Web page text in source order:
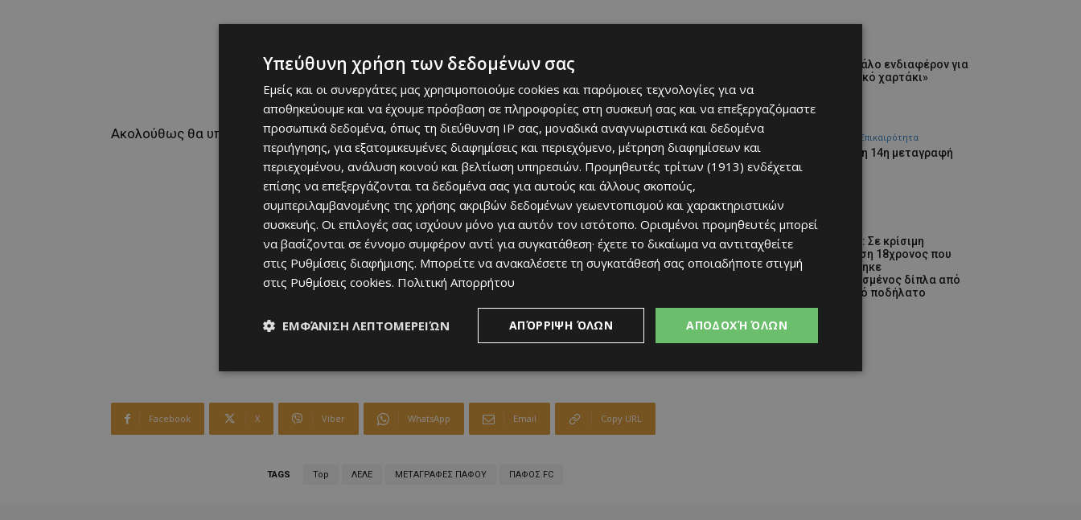
Ακολούθως θα υπογράψει το συμβόλαιό του και θα ανακοινωθεί από την Πάφο.
Facebook X Viber WhatsApp Email Copy URL
TAGS Top ΛΕΛΕ ΜΕΤΑΓΡΑΦΕΣ ΠΑΦΟΥ ΠΑΦΟΣ FC
Πολύ μεγάλο ενδιαφέρον για
ένα «μαγικό χαρτάκι»
Αθλητικά - Επικαιρότητα
Ζορζίνιο η 14η μεταγραφή
Ειδήσεις
ΛΕΜΕΣΟΣ: Σε κρίσιμη
κατάσταση 18χρονος που
εντοπίστηκε
τραυματισμένος δίπλα από
ηλεκτρικό ποδήλατο
06/08/2026
Υπεύθυνη χρήση των δεδομένων σας
Εμείς και οι συνεργάτες μας χρησιμοποιούμε cookies και παρόμοιες τεχνολογίες για να
αποθηκεύουμε και να έχουμε πρόσβαση σε πληροφορίες στη συσκευή σας και να επεξεργαζόμαστε
προσωπικά δεδομένα, όπως τη διεύθυνση IP σας, μοναδικά αναγνωριστικά και δεδομένα
περιήγησης, για εξατομικευμένες διαφημίσεις και περιεχόμενο, μέτρηση διαφημίσεων και
περιεχομένου, ανάλυση κοινού και βελτίωση υπηρεσιών. Προμηθευτές τρίτων (1913) ενδέχεται
επίσης να επεξεργάζονται τα δεδομένα σας για αυτούς και άλλους σκοπούς,
συμπεριλαμβανομένης της χρήσης ακριβών δεδομένων γεωεντοπισμού και χαρακτηριστικών
συσκευής. Οι επιλογές σας ισχύουν μόνο για αυτόν τον ιστότοπο. Ορισμένοι προμηθευτές μπορεί
να βασίζονται σε έννομο συμφέρον αντί για συγκατάθεση· έχετε το δικαίωμα να αντιταχθείτε
στις Ρυθμίσεις διαφήμισης. Μπορείτε να ανακαλέσετε τη συγκατάθεσή σας οποιαδήποτε στιγμή
στις Ρυθμίσεις cookies. Πολιτική Απορρήτου
ΑΠΟΔΟΧΉ ΌΛΩΝ
ΑΠΌΡΡΙΨΗ ΌΛΩΝ
ΕΜΦΆΝΙΣΗ ΛΕΠΤΟΜΕΡΕΙΏΝ